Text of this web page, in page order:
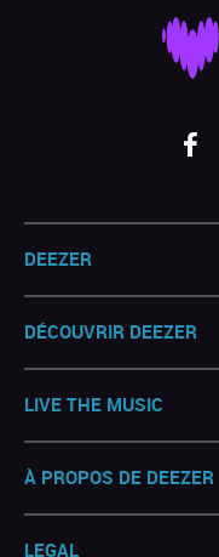
DEEZER
DÉCOUVRIR DEEZER
LIVE THE MUSIC
À PROPOS DE DEEZER
LEGAL